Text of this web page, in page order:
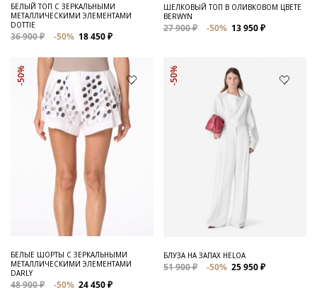
БЕЛЫЙ ТОП С ЗЕРКАЛЬНЫМИ
МЕТАЛЛИЧЕСКИМИ ЭЛЕМЕНТАМИ
DOTTIE
36 900 ₽ -50% 18 450 ₽
ШЕЛКОВЫЙ ТОП В ОЛИВКОВОМ ЦВЕТЕ
BERWYN
27 900 ₽ -50% 13 950 ₽
-50%
БЕЛЫЕ ШОРТЫ С ЗЕРКАЛЬНЫМИ
МЕТАЛЛИЧЕСКИМИ ЭЛЕМЕНТАМИ
DARLY
48 900 ₽ -50% 24 450 ₽
-50%
БЛУЗА НА ЗАПАХ HELOA
51 900 ₽ -50% 25 950 ₽